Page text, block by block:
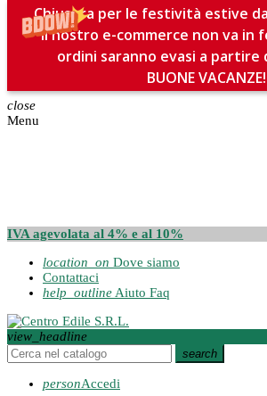
Chiusura per le festività estive
Il nostro e-commerce non va in
ordini saranno evasi a partire
BUONE VACANZE!
close
Menu
IVA agevolata al 4% e al 10%
location_on Dove siamo
Contattaci
help_outline Aiuto Faq
view_headline
search
personAccedi